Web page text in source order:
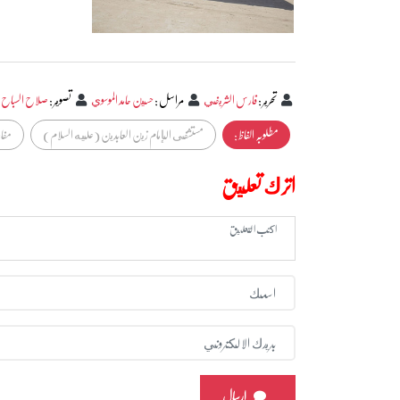
تحرير:فارس الشريفي مراسل:حسين حامد الموسوي تصوير:صلاح السباح
مطلوبہ الفاظ :
مستشفى الإمام زين العابدين (عليه السلام)
اترك تعليق